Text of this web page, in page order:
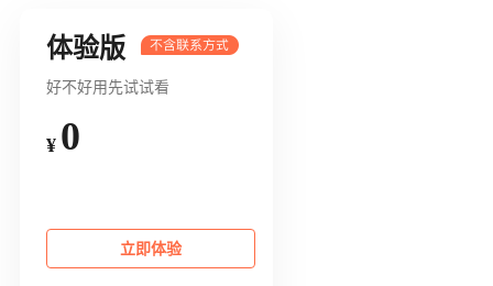
体验版
好不好用先试试看
¥ 0
立即体验